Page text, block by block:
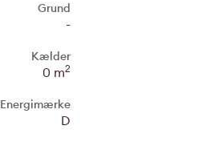
Grund
-
Kælder
0 m2
Energimærke
D